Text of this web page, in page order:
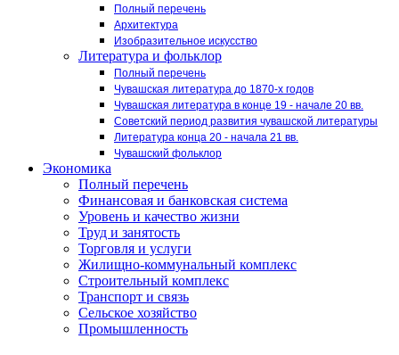
Полный перечень
Архитектура
Изобразительное искусство
Литература и фольклор
Полный перечень
Чувашская литература до 1870-х годов
Чувашская литература в конце 19 - начале 20 вв.
Советский период развития чувашской литературы
Литература конца 20 - начала 21 вв.
Чувашский фольклор
Экономика
Полный перечень
Финансовая и банковская система
Уровень и качество жизни
Труд и занятость
Торговля и услуги
Жилищно-коммунальный комплекс
Строительный комплекс
Транспорт и связь
Сельское хозяйство
Промышленность